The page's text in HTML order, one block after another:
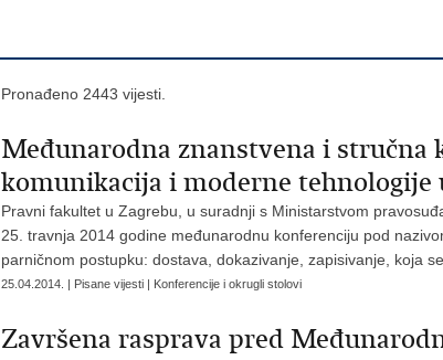
Pronađeno 2443 vijesti.
Međunarodna znanstvena i stručna
komunikacija i moderne tehnologije
Pravni fakultet u Zagrebu, u suradnji s Ministarstvom
25. travnja 2014 godine međunarodnu konferenciju pod
parničnom postupku: dostava, dokazivanje, zapisivanje, koja
25.04.2014. | Pisane vijesti | Konferencije i okrugli stolovi
Završena rasprava pred